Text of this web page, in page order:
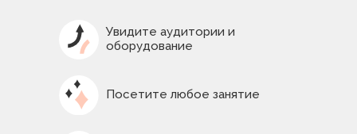
Посетите любое занятие
Увидите аудитории и
оборудование